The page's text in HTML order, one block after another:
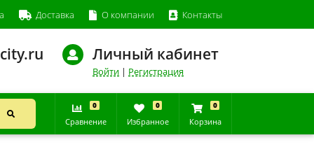
Доставка О компании Контакты
Личный кабинет
Войти | Регистрация
0
Сравнение
0
Избранное
0
Корзина